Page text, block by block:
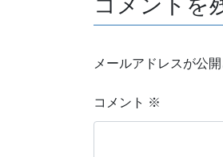
メールアドレスが公
コメント ※